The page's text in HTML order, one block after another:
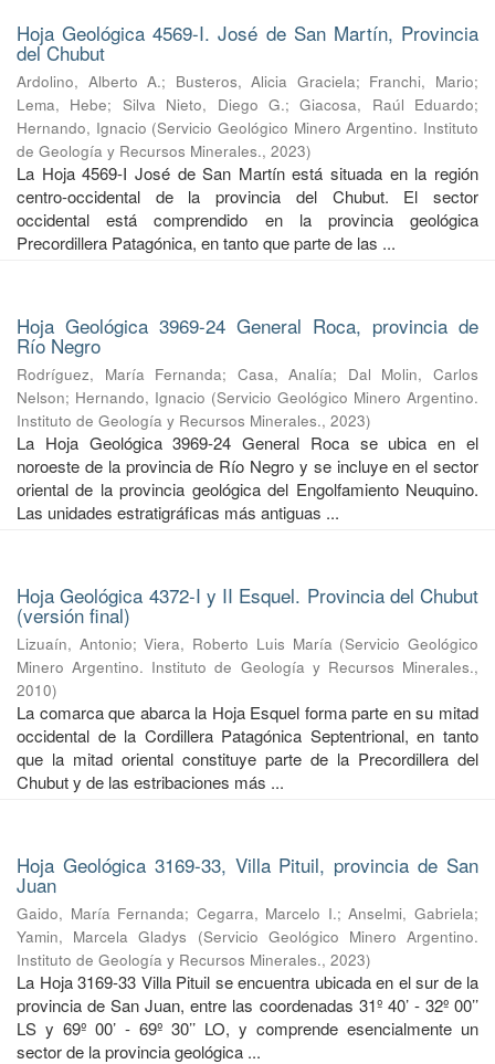
Hoja Geológica 4569-I. José de San Martín, Provincia
del Chubut
Ardolino, Alberto A.; Busteros, Alicia Graciela; Franchi, Mario;
Lema, Hebe; Silva Nieto, Diego G.;Giacosa, Raúl Eduardo;
Hernando, Ignacio (Servicio Geológico Minero Argentino. Instituto
de Geología y Recursos Minerales., 2023)
La Hoja 4569-I José de San Martín está situada en la región
centro-occidental de la provincia del Chubut. El sector
occidental está comprendido en la provincia geológica
Precordillera Patagónica, en tanto que parte de las ...
Hoja Geológica 3969-24 General Roca, provincia de
Río Negro
Rodríguez, María Fernanda; Casa, Analía; Dal Molin, Carlos
Nelson; Hernando, Ignacio (Servicio Geológico Minero Argentino.
Instituto de Geología y Recursos Minerales., 2023)
La Hoja Geológica 3969-24 General Roca se ubica en el
noroeste de la provincia de Río Negro y se incluye en el sector
oriental de la provincia geológica del Engolfamiento Neuquino.
Las unidades estratigráficas más antiguas ...
Hoja Geológica 4372-I y II Esquel. Provincia del Chubut
(versión final)
Lizuaín, Antonio;Viera, Roberto Luis María (Servicio Geológico
Minero Argentino. Instituto de Geología y Recursos Minerales.,
2010)
La comarca que abarca la Hoja Esquel forma parte en su mitad
occidental de la Cordillera Patagónica Septentrional, en tanto
que la mitad oriental constituye parte de la Precordillera del
Chubut y de las estribaciones más ...
Hoja Geológica 3169-33, Villa Pituil, provincia de San
Juan
Gaido, María Fernanda; Cegarra, Marcelo I.;Anselmi, Gabriela;
Yamin, Marcela Gladys
(Servicio Geológico Minero Argentino.
Instituto de Geología y Recursos Minerales., 2023)
La Hoja 3169-33 Villa Pituil se encuentra ubicada en el sur de la
provincia de San Juan, entre las coordenadas 31º 40’ - 32º 00’’
LS y 69º 00’ - 69º 30’’ LO, y comprende esencialmente un
sector de la provincia geológica ...